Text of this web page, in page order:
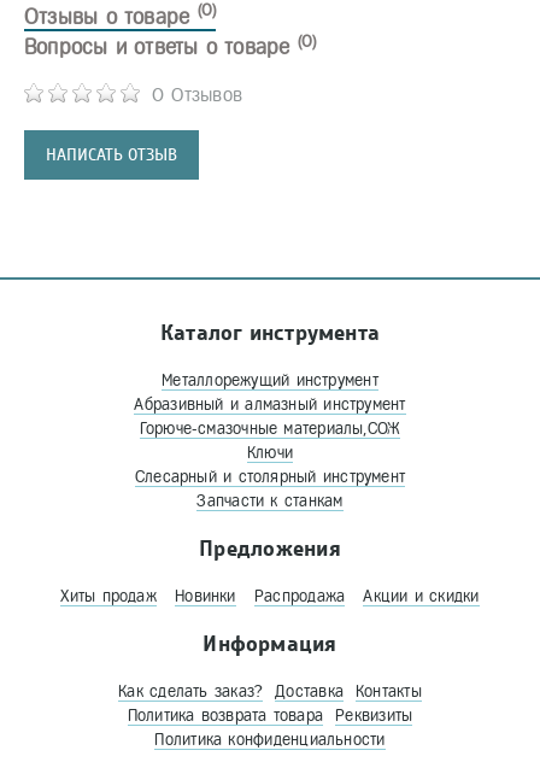
Отзывы о товаре (0)
0 Отзывов
НАПИСАТЬ ОТЗЫВ
Вопросы и ответы о товаре (0)
Каталог инструмента
Металлорежущий инструмент
Абразивный и алмазный инструмент
Горюче-смазочные материалы,СОЖ
Ключи
Слесарный и столярный инструмент
Запчасти к станкам
Предложения
Хиты продаж Новинки Распродажа Акции и скидки
Информация
Как сделать заказ? Доставка
Контакты
Политика возврата товара
Реквизиты
Политика конфиденциальности